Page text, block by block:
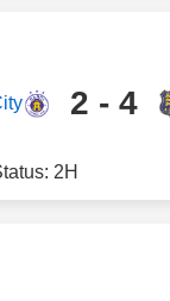
2 - 4
2H